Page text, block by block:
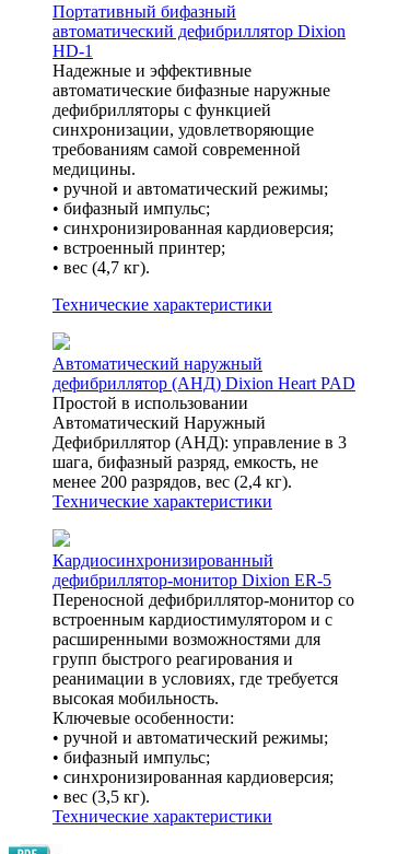
Портативный бифазный
автоматический дефибриллятор Dixion
HD-1
Надежные и эффективные
автоматические бифазные наружные
дефибрилляторы с функцией
синхронизации, удовлетворяющие
требованиям самой современной
медицины.
• ручной и автоматический режимы;
• бифазный импульс;
• синхронизированная кардиоверсия;
• встроенный принтер;
• вес (4,7 кг).
Технические характеристики
Автоматический наружный
дефибриллятор (АНД) Dixion Heart PAD
Простой в использовании
Автоматический Наружный
Дефибриллятор (АНД): управление в 3
шага, бифазный разряд, емкость, не
менее 200 разрядов, вес (2,4 кг).
Технические характеристики
Кардиосинхронизированный
дефибриллятор-монитор Dixion ER-5
Переносной дефибриллятор-монитор со
встроенным кардиостимулятором и с
расширенными возможностями для
групп быстрого реагирования и
реанимации в условиях, где требуется
высокая мобильность.
Ключевые особенности:
• ручной и автоматический режимы;
• бифазный импульс;
• синхронизированная кардиоверсия;
• вес (3,5 кг).
Технические характеристики